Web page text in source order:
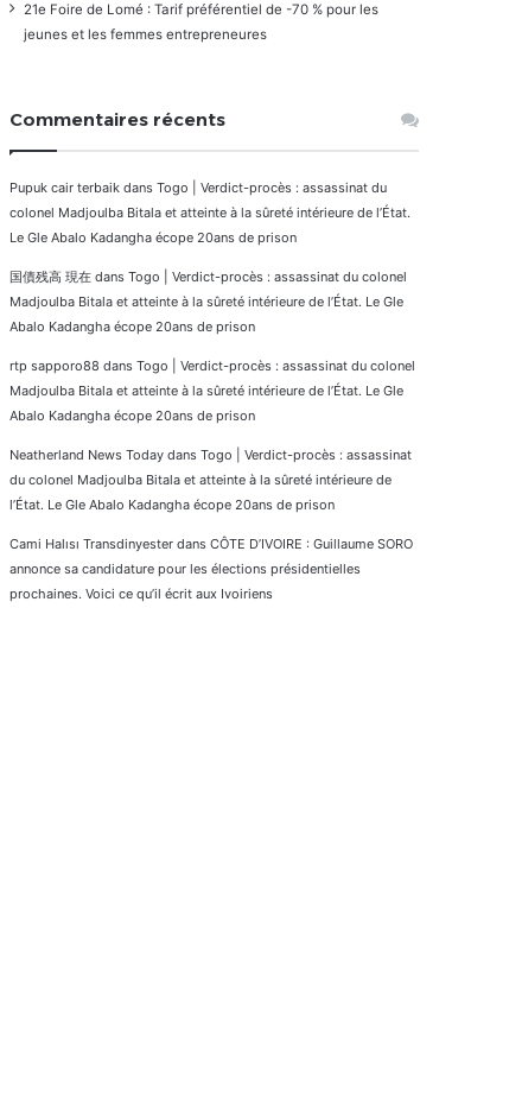
21e Foire de Lomé : Tarif préférentiel de -70 % pour les
jeunes et les femmes entrepreneures
Commentaires récents
Pupuk cair terbaik dans Togo | Verdict-procès : assassinat du
colonel Madjoulba Bitala et atteinte à la sûreté intérieure de l’État.
Le Gle Abalo Kadangha écope 20ans de prison
国債残高 現在 dans Togo | Verdict-procès : assassinat du colonel
Madjoulba Bitala et atteinte à la sûreté intérieure de l’État. Le Gle
Abalo Kadangha écope 20ans de prison
rtp sapporo88 dans Togo | Verdict-procès : assassinat du colonel
Madjoulba Bitala et atteinte à la sûreté intérieure de l’État. Le Gle
Abalo Kadangha écope 20ans de prison
Neatherland News Today dans Togo | Verdict-procès : assassinat
du colonel Madjoulba Bitala et atteinte à la sûreté intérieure de
l’État. Le Gle Abalo Kadangha écope 20ans de prison
Cami Halısı Transdinyester dans CÔTE D’IVOIRE : Guillaume SORO
annonce sa candidature pour les élections présidentielles
prochaines. Voici ce qu’il écrit aux Ivoiriens